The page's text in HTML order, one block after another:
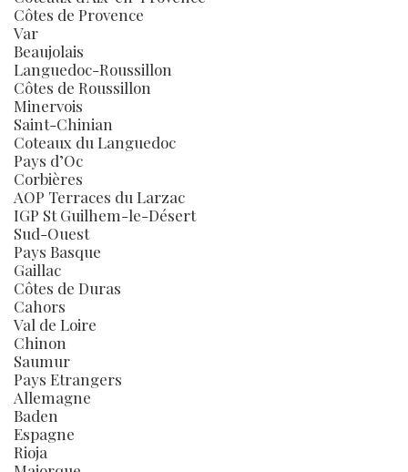
Côtes de Provence
Var
Beaujolais
Languedoc-Roussillon
Côtes de Roussillon
Minervois
Saint-Chinian
Coteaux du Languedoc
Pays d’Oc
Corbières
AOP Terraces du Larzac
IGP St Guilhem-le-Désert
Sud-Ouest
Pays Basque
Gaillac
Côtes de Duras
Cahors
Val de Loire
Chinon
Saumur
Pays Etrangers
Allemagne
Baden
Espagne
Rioja